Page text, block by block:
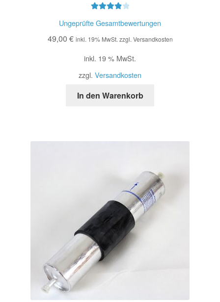
mit4.00
von 5
Ungeprüfte Gesamtbewertungen
49,00 € inkl. 19% MwSt. zzgl. Versandkosten
inkl. 19 % MwSt.
zzgl. Versandkosten
In den Warenkorb